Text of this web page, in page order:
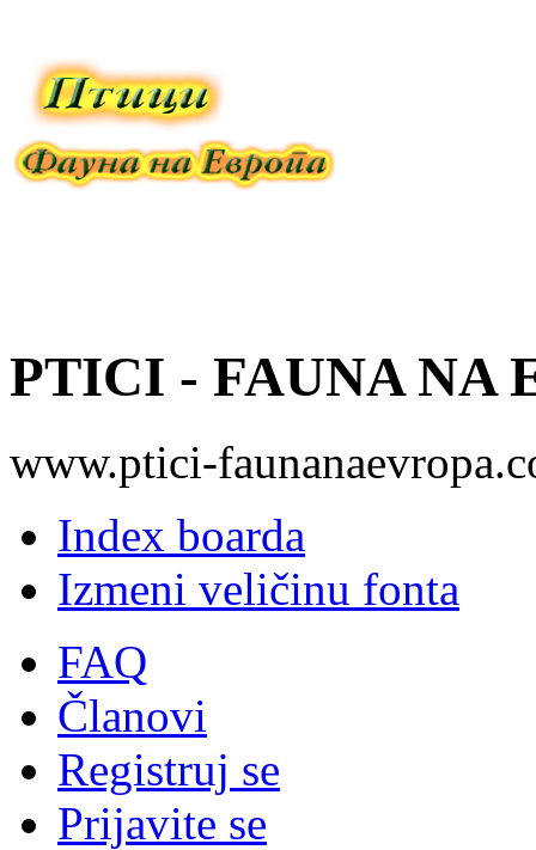
PTICI - FAUNA NA
www.ptici-
Index boarda
Izmeni veličinu fonta
FAQ
Članovi
Registruj se
Prijavite se